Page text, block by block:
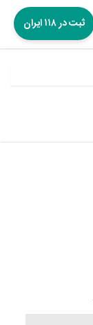
ثبت در ۱۱۸ ایران